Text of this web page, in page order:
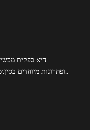
ופתרונות מיוחדים בסין.שילוב ייצור, מו"פ ומכירות של מכשירים רפואיים..